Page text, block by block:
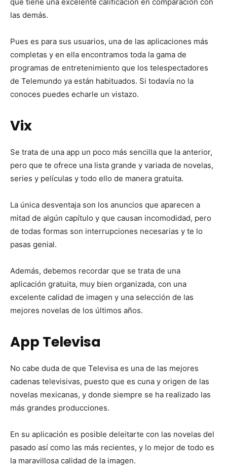
las demás.
Pues es para sus usuarios, una de las aplicaciones más
completas y en ella encontramos toda la gama de
programas de entretenimiento que los telespectadores
de Telemundo ya están habituados. Si todavía no la
conoces puedes echarle un vistazo.
Vix
Se trata de una app un poco más sencilla que la anterior,
pero que te ofrece una lista grande y variada de novelas,
series y películas y todo ello de manera gratuita.
La única desventaja son los anuncios que aparecen a
mitad de algún capítulo y que causan incomodidad, pero
de todas formas son interrupciones necesarias y te lo
pasas genial.
Además, debemos recordar que se trata de una
aplicación gratuita, muy bien organizada, con una
excelente calidad de imagen y una selección de las
mejores novelas de los últimos años.
App Televisa
No cabe duda de que Televisa es una de las mejores
cadenas televisivas, puesto que es cuna y origen de las
novelas mexicanas, y donde siempre se ha realizado las
más grandes producciones.
En su aplicación es posible deleitarte con las novelas del
pasado así como las más recientes, y lo mejor de todo es
la maravillosa calidad de la imagen.